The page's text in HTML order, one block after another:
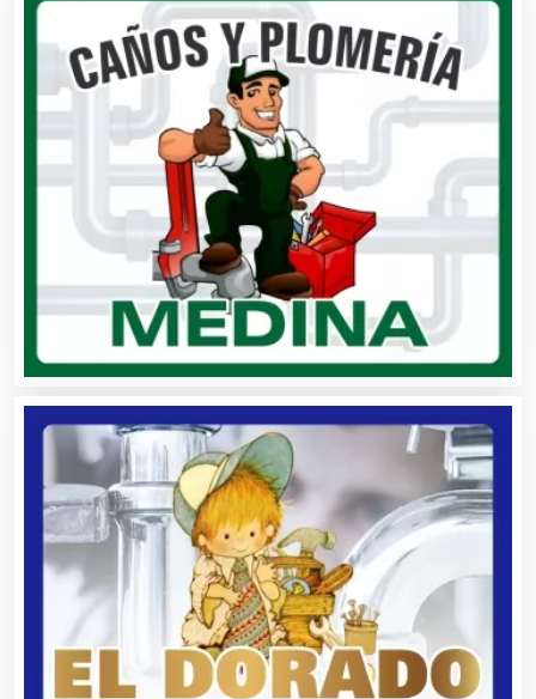
Artículos Personales
Artículos Publicitarios
Aseguradoras
Asesores Técnicos
Asesoría Fiscal
Asilos
Asociaciones Civiles
Asociaciones Empresariales